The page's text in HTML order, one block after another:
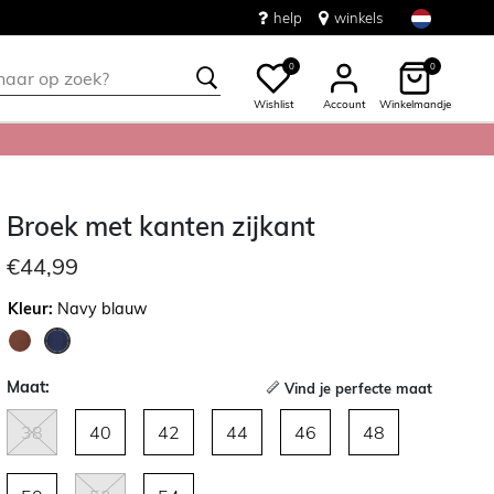
help winkels
0
Wishlist Account
0
Winkelmandje
Broek met kanten zijkant
€44,99
Kleur: Navy blauw
Maat: Vind je perfecte maat
38 40 42 44 46 48